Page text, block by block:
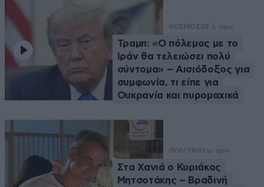
ΚΟΣΜΟΣ38 λ. πριν
Τραμπ: «Ο πόλεμος με το
Ιράν θα τελειώσει πολύ
σύντομα» – Αισιόδοξος για
συμφωνία, τι είπε για
Ουκρανία και πυρομαχικά
ΠΟΛΙΤΙΚΗ 1 ω. πριν
Στα Χανιά ο Κυριάκος
Μητσοτάκης – Βραδινή